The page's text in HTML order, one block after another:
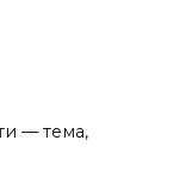
— тема,